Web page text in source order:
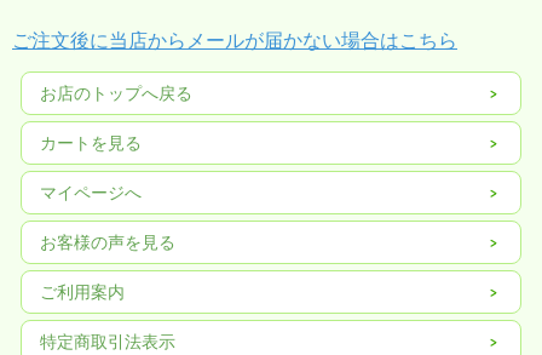
ご注文後に当店からメールが届かない場合はこちら
お店のトップへ戻る
カートを見る
マイページへ
お客様の声を見る
ご利用案内
特定商取引法表示